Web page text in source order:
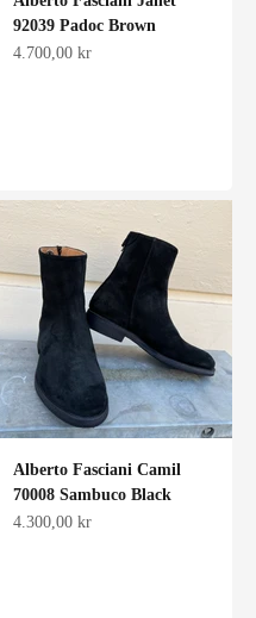
92039 Padoc Brown
Salgspris
4.700,00 kr
Alberto Fasciani Camil
70008 Sambuco Black
Salgspris
4.300,00 kr